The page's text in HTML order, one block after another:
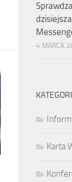
4 MARCA
Karta